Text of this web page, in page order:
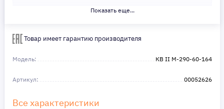
Не откладывайте свои желания на потом! Получите то, что
Показать еще...
Товар имеет гарантию производителя
Модель: КВ II М-290-60-164
Артикул: 00052626
Все характеристики